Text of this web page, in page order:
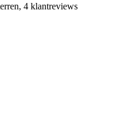
4 klantreviews